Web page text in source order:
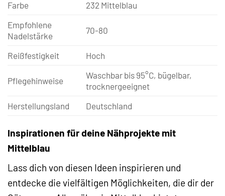
Farbe
232 Mittelblau
Empfohlene
Nadelstärke
70-80
Reißfestigkeit Hoch
Pflegehinweise
Waschbar bis 95°C, bügelbar,
trocknergeeignet
Herstellungsland
Deutschland
Inspirationen für deine Nähprojekte mit
Mittelblau
Lass dich von diesen Ideen inspirieren und
entdecke die vielfältigen Möglichkeiten, die dir der